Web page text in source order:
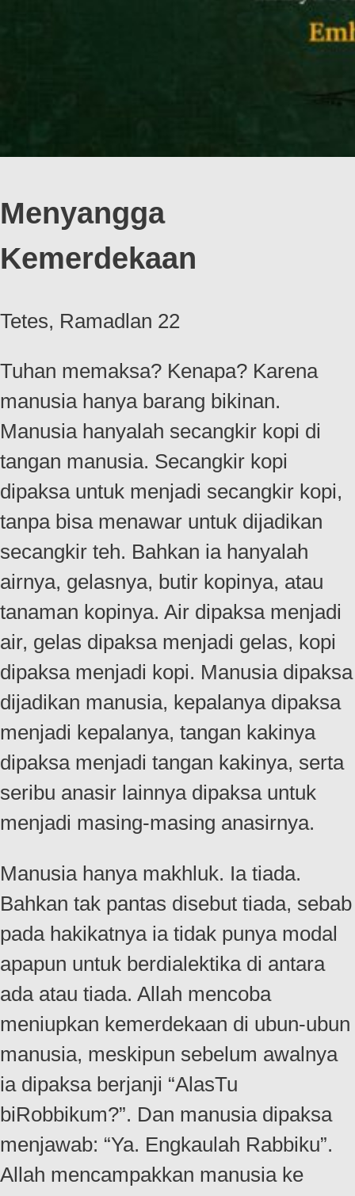
Menyangga
Kemerdekaan
Tetes, Ramadlan 22
Tuhan memaksa? Kenapa? Karena
manusia hanya barang bikinan.
Manusia hanyalah secangkir kopi di
tangan manusia. Secangkir kopi
dipaksa untuk menjadi secangkir kopi,
tanpa bisa menawar untuk dijadikan
secangkir teh. Bahkan ia hanyalah
airnya, gelasnya, butir kopinya, atau
tanaman kopinya. Air dipaksa menjadi
air, gelas dipaksa menjadi gelas, kopi
dipaksa menjadi kopi. Manusia dipaksa
dijadikan manusia, kepalanya dipaksa
menjadi kepalanya, tangan kakinya
dipaksa menjadi tangan kakinya, serta
seribu anasir lainnya dipaksa untuk
menjadi masing-masing anasirnya.
Manusia hanya makhluk. Ia tiada.
Bahkan tak pantas disebut tiada, sebab
pada hakikatnya ia tidak punya modal
apapun untuk berdialektika di antara
ada atau tiada. Allah mencoba
meniupkan kemerdekaan di ubun-ubun
manusia, meskipun sebelum awalnya
ia dipaksa berjanji “AlasTu
biRobbikum?”. Dan manusia dipaksa
menjawab: “Ya. Engkaulah Rabbiku”.
Allah mencampakkan manusia ke